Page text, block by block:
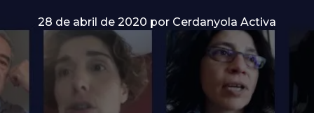
28 de abril de 2020 por Cerdanyola Activa